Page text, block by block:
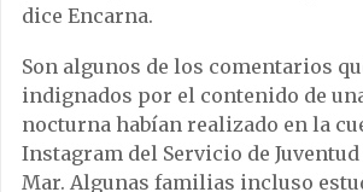
dice Encarna.
Son algunos de los comentarios
indignados por el contenido de
nocturna habían realizado en la
Instagram del Servicio de
Mar. Algunas familias incluso